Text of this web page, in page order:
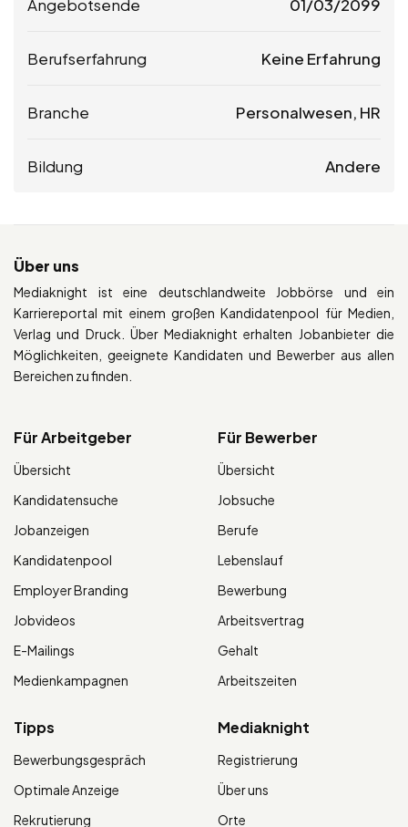
Angebotsende 01/03/2099
Berufserfahrung Keine Erfahrung
Branche Personalwesen, HR
Bildung Andere
Über uns
Mediaknight ist eine deutschlandweite Jobbörse und ein
Karriereportal mit einem großen Kandidatenpool für Medien,
Verlag und Druck. Über Mediaknight erhalten Jobanbieter die
Möglichkeiten, geeignete Kandidaten und Bewerber aus allen
Bereichen zu finden.
Für Arbeitgeber
Übersicht
Kandidatensuche
Jobanzeigen
Kandidatenpool
Employer Branding
Jobvideos
E-Mailings
Medienkampagnen
Für Bewerber
Übersicht
Jobsuche
Berufe
Lebenslauf
Bewerbung
Arbeitsvertrag
Gehalt
Arbeitszeiten
Tipps
Bewerbungsgespräch
Optimale Anzeige
Rekrutierung
Mediaknight
Registrierung
Über uns
Orte